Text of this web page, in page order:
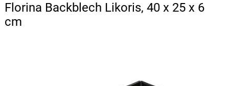
Florina Backblech Likoris, 40 x 25 x 6
cm